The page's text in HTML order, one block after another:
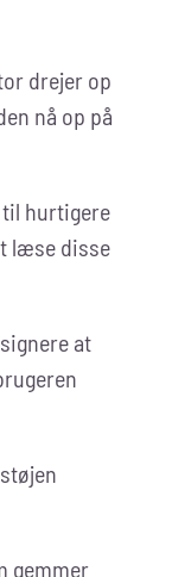
drejer op
nå op på
til hurtigere
læse disse
at
gemmer